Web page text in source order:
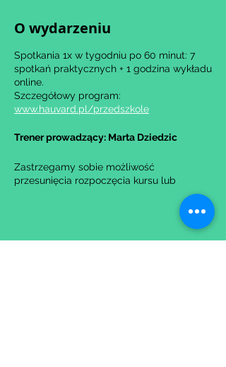
O wydarzeniu
Spotkania 1x w tygodniu po 60 minut: 7
spotkań praktycznych + 1 godzina wykładu
online.
Szczegółowy program:
www.hauvard.pl/przedszkole
Trener prowadzący: Marta Dziedzic
Zastrzegamy sobie możliwość
przesunięcia rozpoczęcia kursu lub
anulowania go w przypadku nie uzbierania
się minimalnej liczby osób na grupę.